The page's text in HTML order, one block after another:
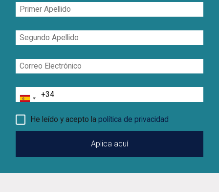
Primer
Apellido
Segundo
Apellido
Correo
Electrónico
Teléfono
He leído y acepto la política de privacidad